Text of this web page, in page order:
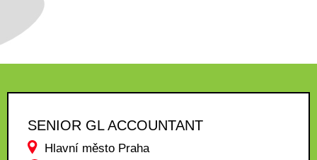
SENIOR GL ACCOUNTANT
Hlavní město Praha